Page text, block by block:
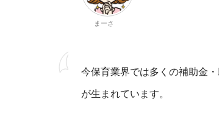
まーさ
今保育業界では多くの補助金
が生まれています。